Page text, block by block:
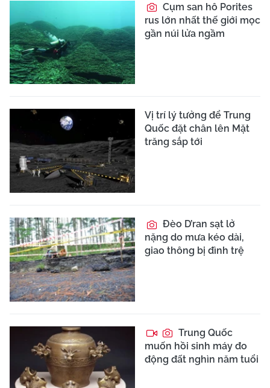
Cụm san hô Porites
rus lớn nhất thế giới mọc
gần núi lửa ngầm
Vị trí lý tưởng để Trung
Quốc đặt chân lên Mặt
trăng sắp tới
Đèo D’ran sạt lở
nặng do mưa kéo dài,
giao thông bị đình trệ
Trung Quốc
muốn hồi sinh máy đo
động đất nghìn năm tuổi